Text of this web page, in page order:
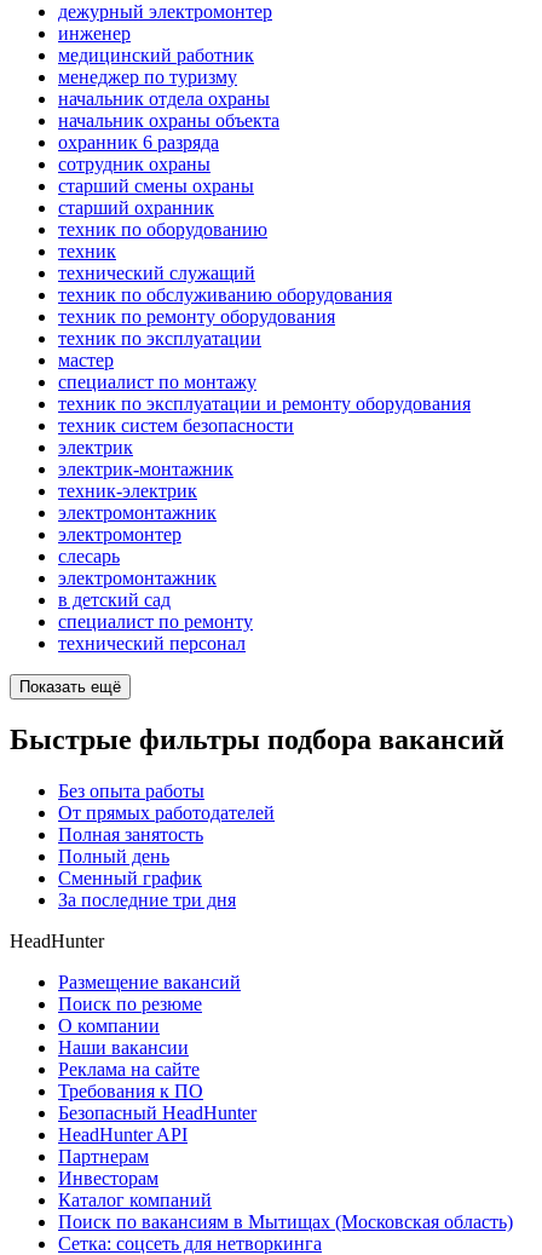
дежурный электромонтер
инженер
медицинский работник
менеджер по туризму
начальник отдела охраны
начальник охраны объекта
охранник 6 разряда
сотрудник охраны
старший смены охраны
старший охранник
техник по оборудованию
техник
технический служащий
техник по обслуживанию оборудования
техник по ремонту оборудования
техник по эксплуатации
мастер
специалист по монтажу
техник по эксплуатации и ремонту оборудования
техник систем безопасности
электрик
электрик-монтажник
техник-электрик
электромонтажник
электромонтер
слесарь
электромонтажник
в детский сад
специалист по ремонту
технический персонал
Показать ещё
Быстрые фильтры подбора вакансий
Без опыта работы
От прямых работодателей
Полная занятость
Полный день
Сменный график
За последние три дня
HeadHunter
Размещение вакансий
Поиск по резюме
О компании
Наши вакансии
Реклама на сайте
Требования к ПО
Безопасный HeadHunter
HeadHunter API
Партнерам
Инвесторам
Каталог компаний
Поиск по вакансиям в Мытищах (Московская область)
Сетка: соцсеть для нетворкинга